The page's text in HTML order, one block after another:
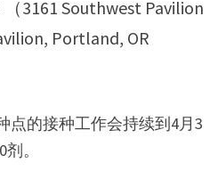
3161 Southwest Pavilion
Portland, OR
点的接种工作会持续到4月3
。